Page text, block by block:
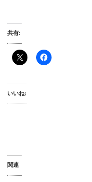
共有:
いいね:
関連